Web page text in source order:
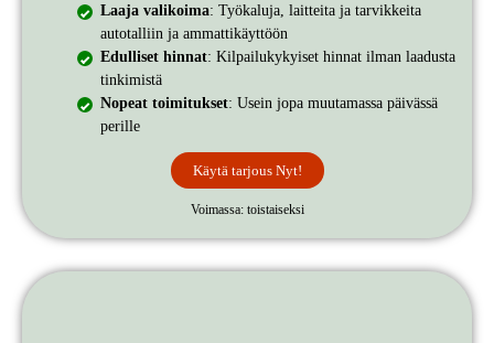
Laaja valikoima: Työkaluja, laitteita ja tarvikkeita
autotalliin ja ammattikäyttöön
Edulliset hinnat: Kilpailukykyiset hinnat ilman laadusta
tinkimistä
Nopeat toimitukset: Usein jopa muutamassa päivässä
perille
Käytä tarjous Nyt!
Voimassa: toistaiseksi